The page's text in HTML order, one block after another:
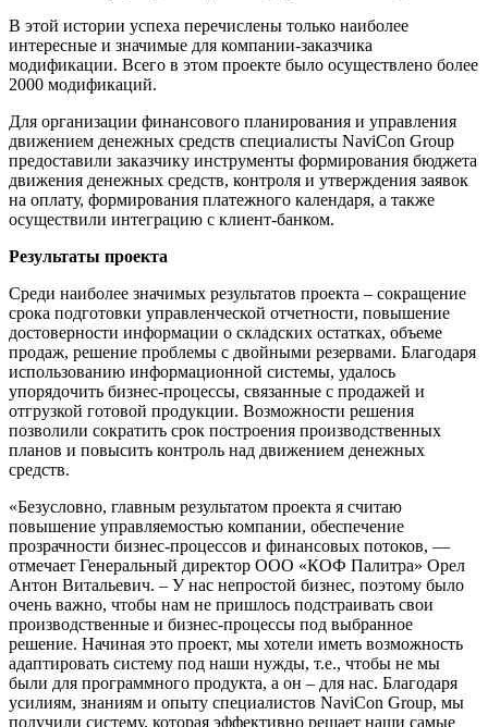
В этой истории успеха перечислены только наиболее
интересные и значимые для компании-заказчика
модификации. Всего в этом проекте было осуществлено более
2000 модификаций.
Для организации финансового планирования и управления
движением денежных средств специалисты NaviCon Group
предоставили заказчику инструменты формирования бюджета
движения денежных средств, контроля и утверждения заявок
на оплату, формирования платежного календаря, а также
осуществили интеграцию с клиент-банком.
Результаты проекта
Среди наиболее значимых результатов проекта – сокращение
срока подготовки управленческой отчетности, повышение
достоверности информации о складских остатках, объеме
продаж, решение проблемы с двойными резервами. Благодаря
использованию информационной системы, удалось
упорядочить бизнес-процессы, связанные с продажей и
отгрузкой готовой продукции. Возможности решения
позволили сократить срок построения производственных
планов и повысить контроль над движением денежных
средств.
«Безусловно, главным результатом проекта я считаю
повышение управляемостью компании, обеспечение
прозрачности бизнес-процессов и финансовых потоков, —
отмечает Генеральный директор ООО «КОФ Палитра» Орел
Антон Витальевич. – У нас непростой бизнес, поэтому было
очень важно, чтобы нам не пришлось подстраивать свои
производственные и бизнес-процессы под выбранное
решение. Начиная это проект, мы хотели иметь возможность
адаптировать систему под наши нужды, т.е., чтобы не мы
были для программного продукта, а он – для нас. Благодаря
усилиям, знаниям и опыту специалистов NaviCon Group, мы
получили систему, которая эффективно решает наши самые